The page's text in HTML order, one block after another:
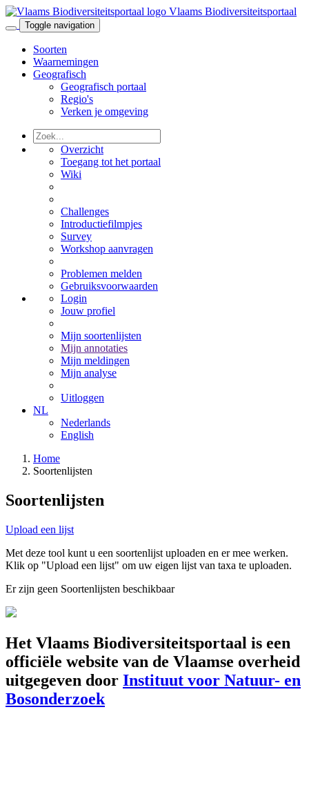
Vlaams Biodiversiteitsportaal
Toggle navigation
Soorten
Waarnemingen
Geografisch
Geografisch portaal
Regio's
Verken je omgeving
Overzicht
Toegang tot het portaal
Wiki
Challenges
Introductiefilmpjes
Survey
Workshop aanvragen
Problemen melden
Gebruiksvoorwaarden
Login
Jouw profiel
Mijn soortenlijsten
Mijn annotaties
Mijn meldingen
Mijn analyse
Uitloggen
NL
Nederlands
English
Home
Soortenlijsten
Soortenlijsten
Upload een lijst
Met deze tool kunt u een soortenlijst uploaden en er mee werken.
Klik op "Upload een lijst" om uw eigen lijst van taxa te uploaden.
Er zijn geen Soortenlijsten beschikbaar
Het Vlaams Biodiversiteitsportaal is een
officiële website van de Vlaamse overheid
uitgegeven door Instituut voor Natuur- en
Bosonderzoek